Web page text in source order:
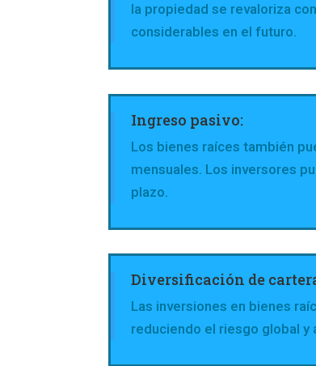
la propiedad se revaloriza
considerables en el futuro.
Ingreso pasivo:
Los bienes raíces también
mensuales. Los inversores
plazo.
Diversificación de
Las inversiones en bienes
reduciendo el riesgo global y